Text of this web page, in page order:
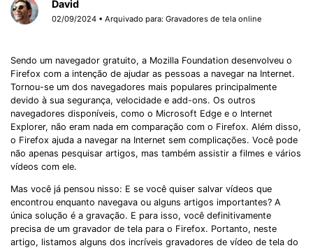
David
02/09/2024 • Arquivado para:Gravadores de tela online
Sendo um navegador gratuito, a Mozilla Foundation desenvolveu o
Firefox com a intenção de ajudar as pessoas a navegar na Internet.
Tornou-se um dos navegadores mais populares principalmente
devido à sua segurança, velocidade e add-ons. Os outros
navegadores disponíveis, como o Microsoft Edge e o Internet
Explorer, não eram nada em comparação com o Firefox. Além disso,
o Firefox ajuda a navegar na Internet sem complicações. Você pode
não apenas pesquisar artigos, mas também assistir a filmes e vários
vídeos com ele.
Mas você já pensou nisso: E se você quiser salvar vídeos que
encontrou enquanto navegava ou alguns artigos importantes? A
única solução é a gravação. E para isso, você definitivamente
precisa de um gravador de tela para o Firefox. Portanto, neste
artigo, listamos alguns dos incríveis gravadores de vídeo de tela do